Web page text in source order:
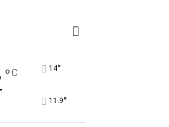
°C 14°
11.9°